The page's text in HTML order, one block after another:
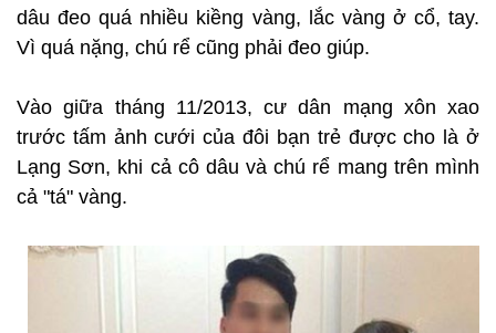
dâu đeo quá nhiều kiềng vàng, lắc vàng ở cổ, tay.
Vì quá nặng, chú rể cũng phải đeo giúp.
Vào giữa tháng 11/2013, cư dân mạng xôn xao
trước tấm ảnh cưới của đôi bạn trẻ được cho là ở
Lạng Sơn, khi cả cô dâu và chú rể mang trên mình
cả "tá" vàng.